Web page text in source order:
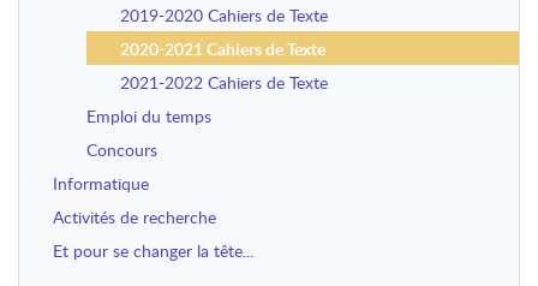
2019-2020 Cahiers de Texte
2020-2021 Cahiers de Texte
2021-2022 Cahiers de Texte
Emploi du temps
Concours
Informatique
Activités de recherche
Et pour se changer la tête...